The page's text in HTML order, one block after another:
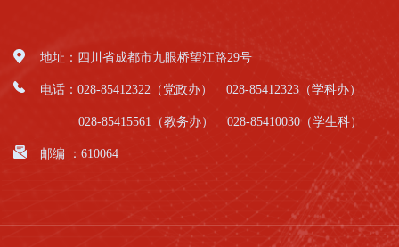
地址：四川省成都市九眼桥望江路29号
电话：028-85412322（党政办） 028-85412323（学科办）
028-85415561（教务办） 028-85410030（学生科）
邮编 ：610064